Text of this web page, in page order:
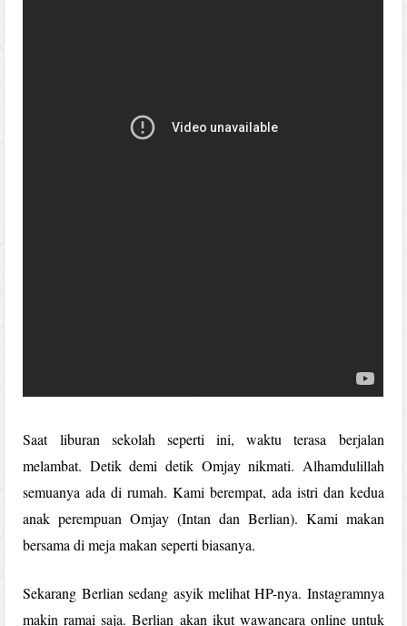
Saat liburan sekolah seperti ini, waktu terasa berjalan
melambat. Detik demi detik Omjay nikmati. Alhamdulillah
semuanya ada di rumah. Kami berempat, ada istri dan kedua
anak perempuan Omjay (Intan dan Berlian). Kami makan
bersama di meja makan seperti biasanya.
Sekarang Berlian sedang asyik melihat HP-nya. Instagramnya
makin ramai saja. Berlian akan ikut wawancara online untuk